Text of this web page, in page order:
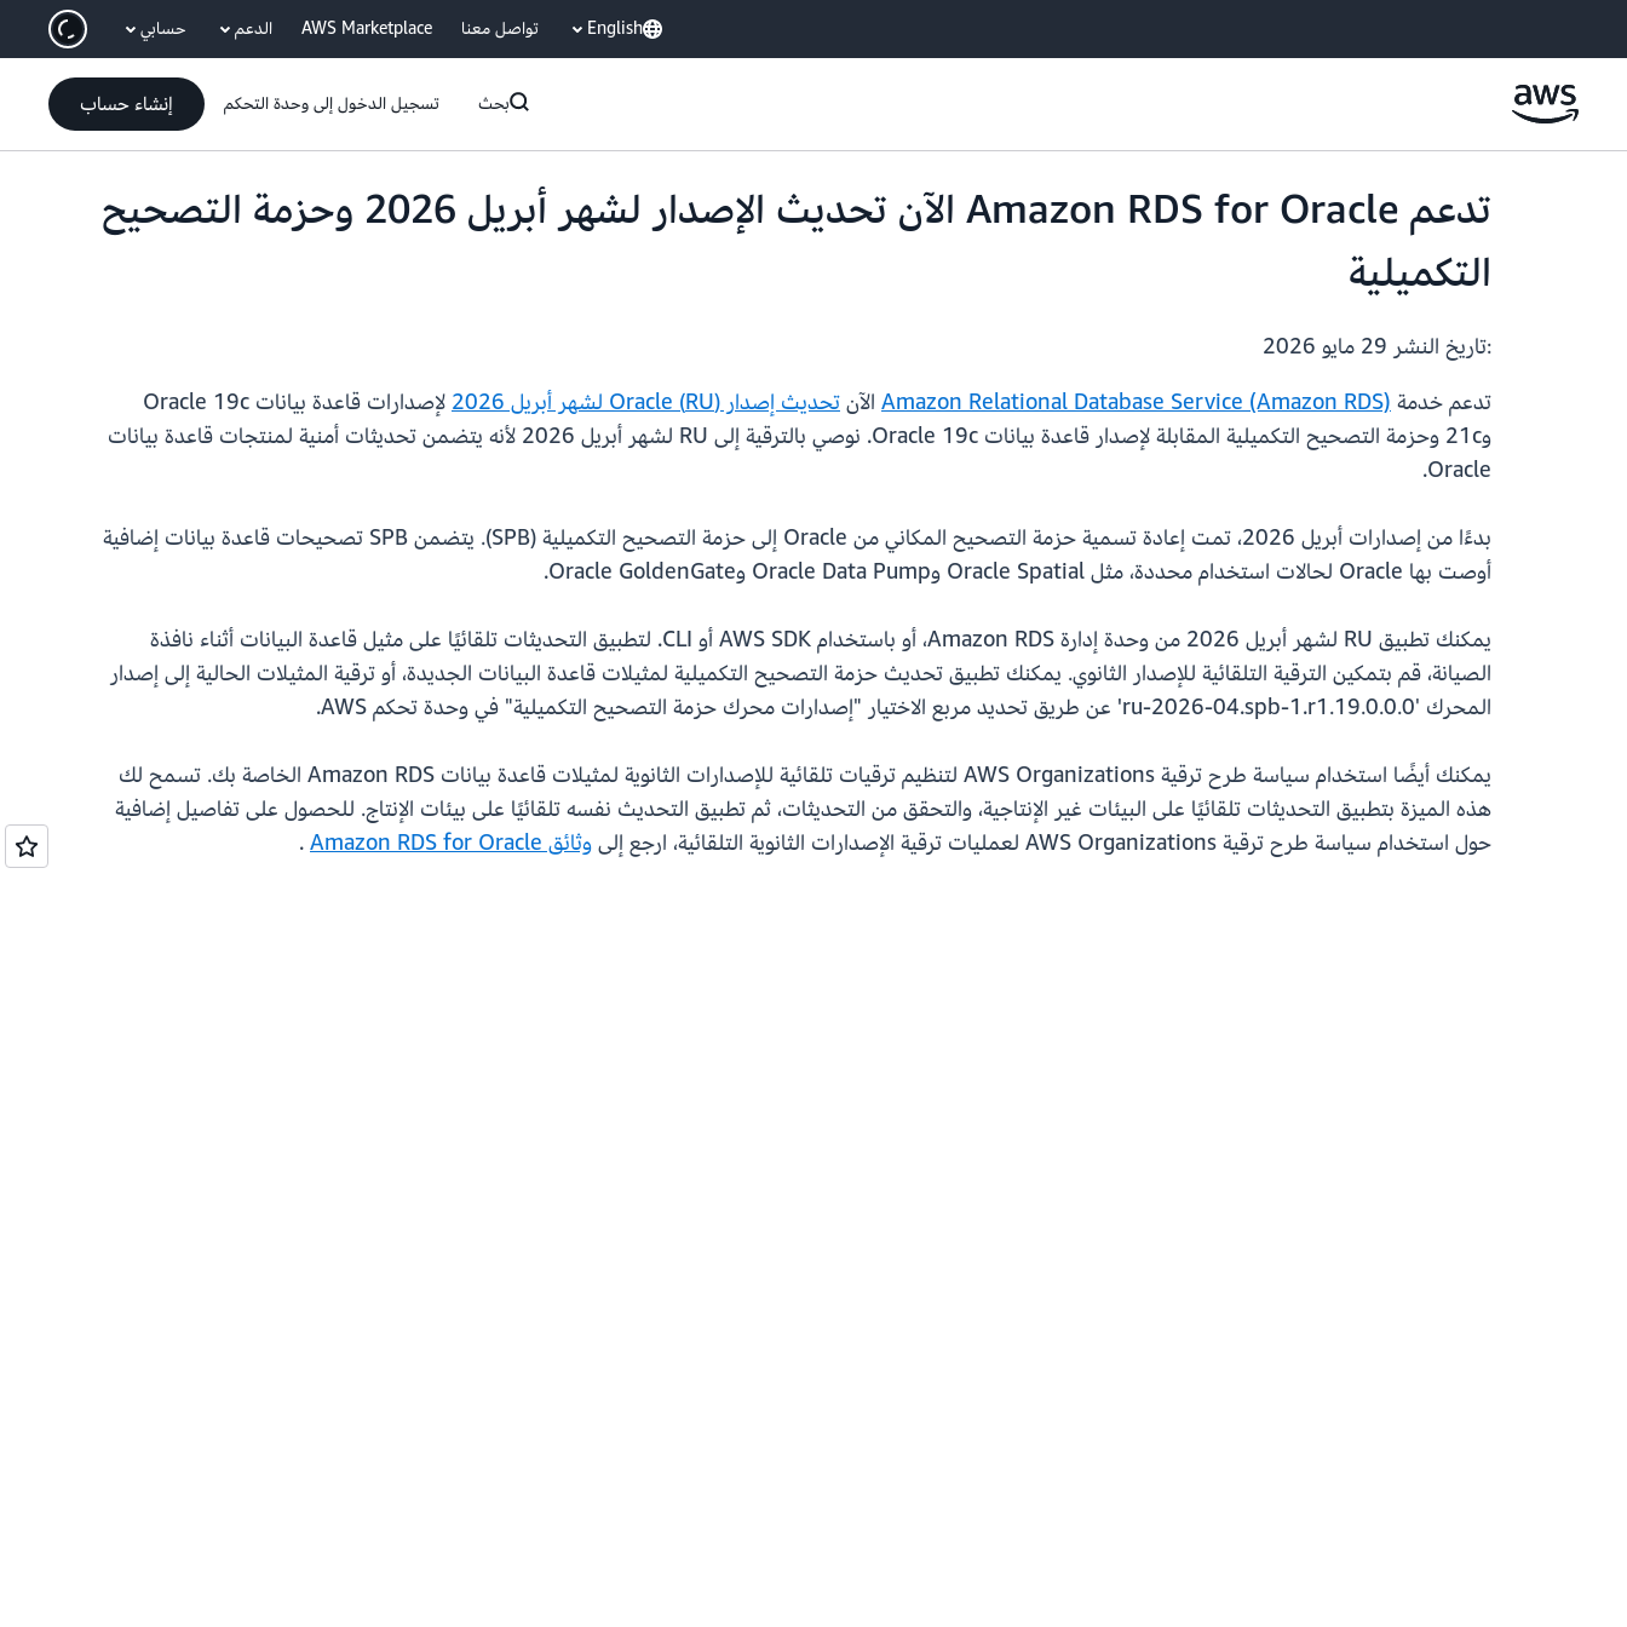
انتقل إلى المحتوى الرئيسي English تواصل معنا AWS Marketplace الدعم حسابي
بحث تسجيل الدخول إلى وحدة التحكم إنشاء حساب
تدعم Amazon RDS for Oracle الآن تحديث الإصدار لشهر أبريل 2026 وحزمة التصحيح
التكميلية
:تاريخ النشر
تدعم خدمةAmazon Relational Database Service (Amazon RDS) الآنتحديث إصدار (RU) Oracle لشهر أبريل 2026
لإصدارات قاعدة بيانات Oracle 19c
و21c وحزمة التصحيح التكميلية المقابلة لإصدار قاعدة بيانات Oracle 19c. نوصي بالترقية إلى RU لشهر أبريل 2026 لأنه يتضمن تحديثات أمنية لمنتجات قاعدة بيانات
Oracle.
بدءًا من إصدارات أبريل 2026، تمت إعادة تسمية حزمة التصحيح المكاني من Oracle إلى حزمة التصحيح التكميلية (SPB). يتضمن SPB تصحيحات قاعدة بيانات إضافية
أوصت بها Oracle لحالات استخدام محددة، مثل Oracle Spatial وOracle Data Pump وOracle GoldenGate.
يمكنك تطبيق RU لشهر أبريل 2026 من وحدة إدارة Amazon RDS، أو باستخدام AWS SDK أو CLI. لتطبيق التحديثات تلقائيًا على مثيل قاعدة البيانات أثناء نافذة
الصيانة، قم بتمكين الترقية التلقائية للإصدار الثانوي. يمكنك تطبيق تحديث حزمة التصحيح التكميلية لمثيلات قاعدة البيانات الجديدة، أو ترقية المثيلات الحالية إلى إصدار
المحرك '19.0.0.0.ru-2026-04.spb-1.r1' عن طريق تحديد مربع الاختيار "إصدارات محرك حزمة التصحيح التكميلية" في وحدة تحكم AWS.
يمكنك أيضًا استخدام سياسة طرح ترقية AWS Organizations لتنظيم ترقيات تلقائية للإصدارات الثانوية لمثيلات قاعدة بيانات Amazon RDS الخاصة بك. تسمح لك
هذه الميزة بتطبيق التحديثات تلقائيًا على البيئات غير الإنتاجية، والتحقق من التحديثات، ثم تطبيق التحديث نفسه تلقائيًا على بيئات الإنتاج. للحصول على تفاصيل إضافية
حول استخدام سياسة طرح ترقية AWS Organizations لعمليات ترقية الإصدارات الثانوية التلقائية، ارجع إلى
وثائق Amazon RDS for Oracle .